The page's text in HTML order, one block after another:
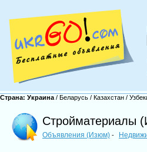
Страна: Украина / Беларусь / Казахстан /
Стройматериалы
Объявления (Изюм) -